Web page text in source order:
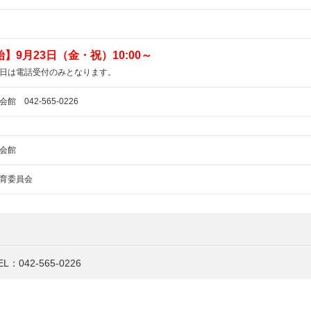
】9月23日（金・祝）10:00～
は電話受付のみとなります。
館 042-565-0226
館
委員会
：042-565-0226